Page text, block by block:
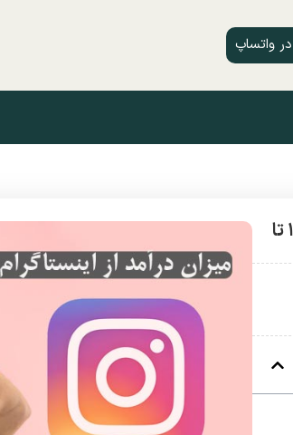
در واتساپ
میزان درآمد از اینستاگرام چقدر است؟ (آمار دقیق از 1K تا